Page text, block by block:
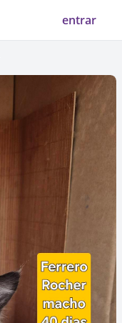
entrar